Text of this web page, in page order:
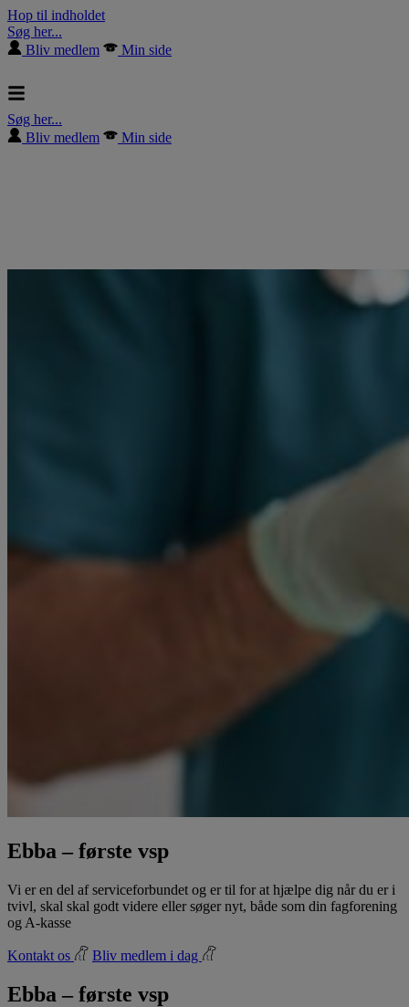
Hop til indholdet
Søg her...
Bliv medlem
Min side
Søg her...
Bliv medlem
Min side
Ebba – første vsp
Vi er en del af serviceforbundet og er til for at hjælpe dig når du er i
tvivl, skal skal godt videre eller søger nyt, både som din fagforening
og A-kasse
Kontakt os Bliv medlem i dag
Ebba – første vsp